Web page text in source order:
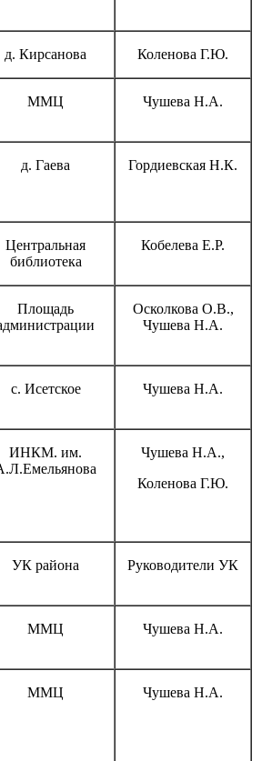
д. Кирсанова Коленова Г.Ю.
ММЦ Чушева Н.А.
д. Гаева Гордиевская Н.К.
Центральная
библиотека
Кобелева Е.Р.
Площадь
Осколкова О.В.,
Чушева Н.А.
с. Исетское Чушева Н.А.
ИНКМ. им.
Чушева Н.А.,
Коленова Г.Ю.
УК района Руководители УК
ММЦ Чушева Н.А.
ММЦ Чушева Н.А.